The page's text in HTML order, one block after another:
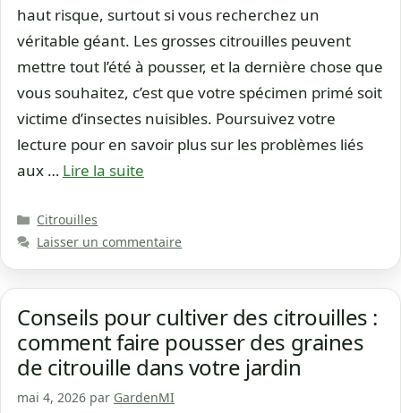
haut risque, surtout si vous recherchez un
véritable géant. Les grosses citrouilles peuvent
mettre tout l’été à pousser, et la dernière chose que
vous souhaitez, c’est que votre spécimen primé soit
victime d’insectes nuisibles. Poursuivez votre
lecture pour en savoir plus sur les problèmes liés
aux … Lire la suite
Catégories
Citrouilles
Laisser un commentaire
Conseils pour cultiver des citrouilles :
comment faire pousser des graines
de citrouille dans votre jardin
mai 4, 2026 par GardenMI